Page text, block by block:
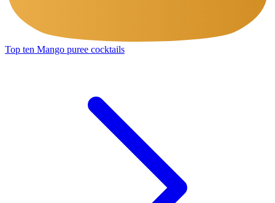
Top ten Mango puree cocktails